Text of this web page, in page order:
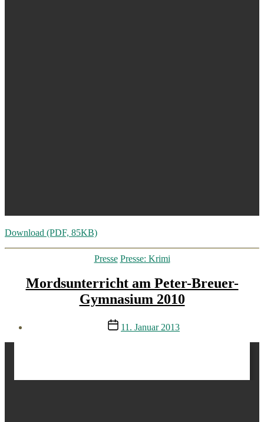
Download (PDF, 85KB)
Kategorien
Presse Presse: Krimi
Mordsunterricht am Peter-Breuer-
Gymnasium 2010
Veröffentlichungsdatum
11. Januar 2013